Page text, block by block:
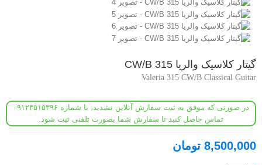
گیتار کلاسیک والریا 315 CW/B
Valeria 315 CW/B Classical Guitar
در صورتی که موفق به ثبت سفارش آنلاین نشدید، با شماره ۰۹۱۲۴۵۱۵۳۹۶
تماس حاصل کنید تا سفارش شما بصورت تلفنی ثبت شود.
8,500,000 تومان